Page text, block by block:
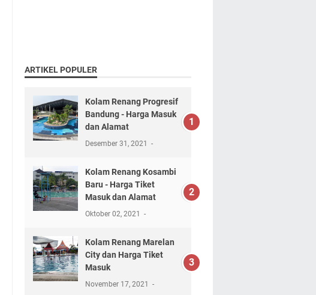
ARTIKEL POPULER
Kolam Renang Progresif
Bandung - Harga Masuk
dan Alamat
Desember 31, 2021
Kolam Renang Kosambi
Baru - Harga Tiket
Masuk dan Alamat
Oktober 02, 2021
Kolam Renang Marelan
City dan Harga Tiket
Masuk
November 17, 2021